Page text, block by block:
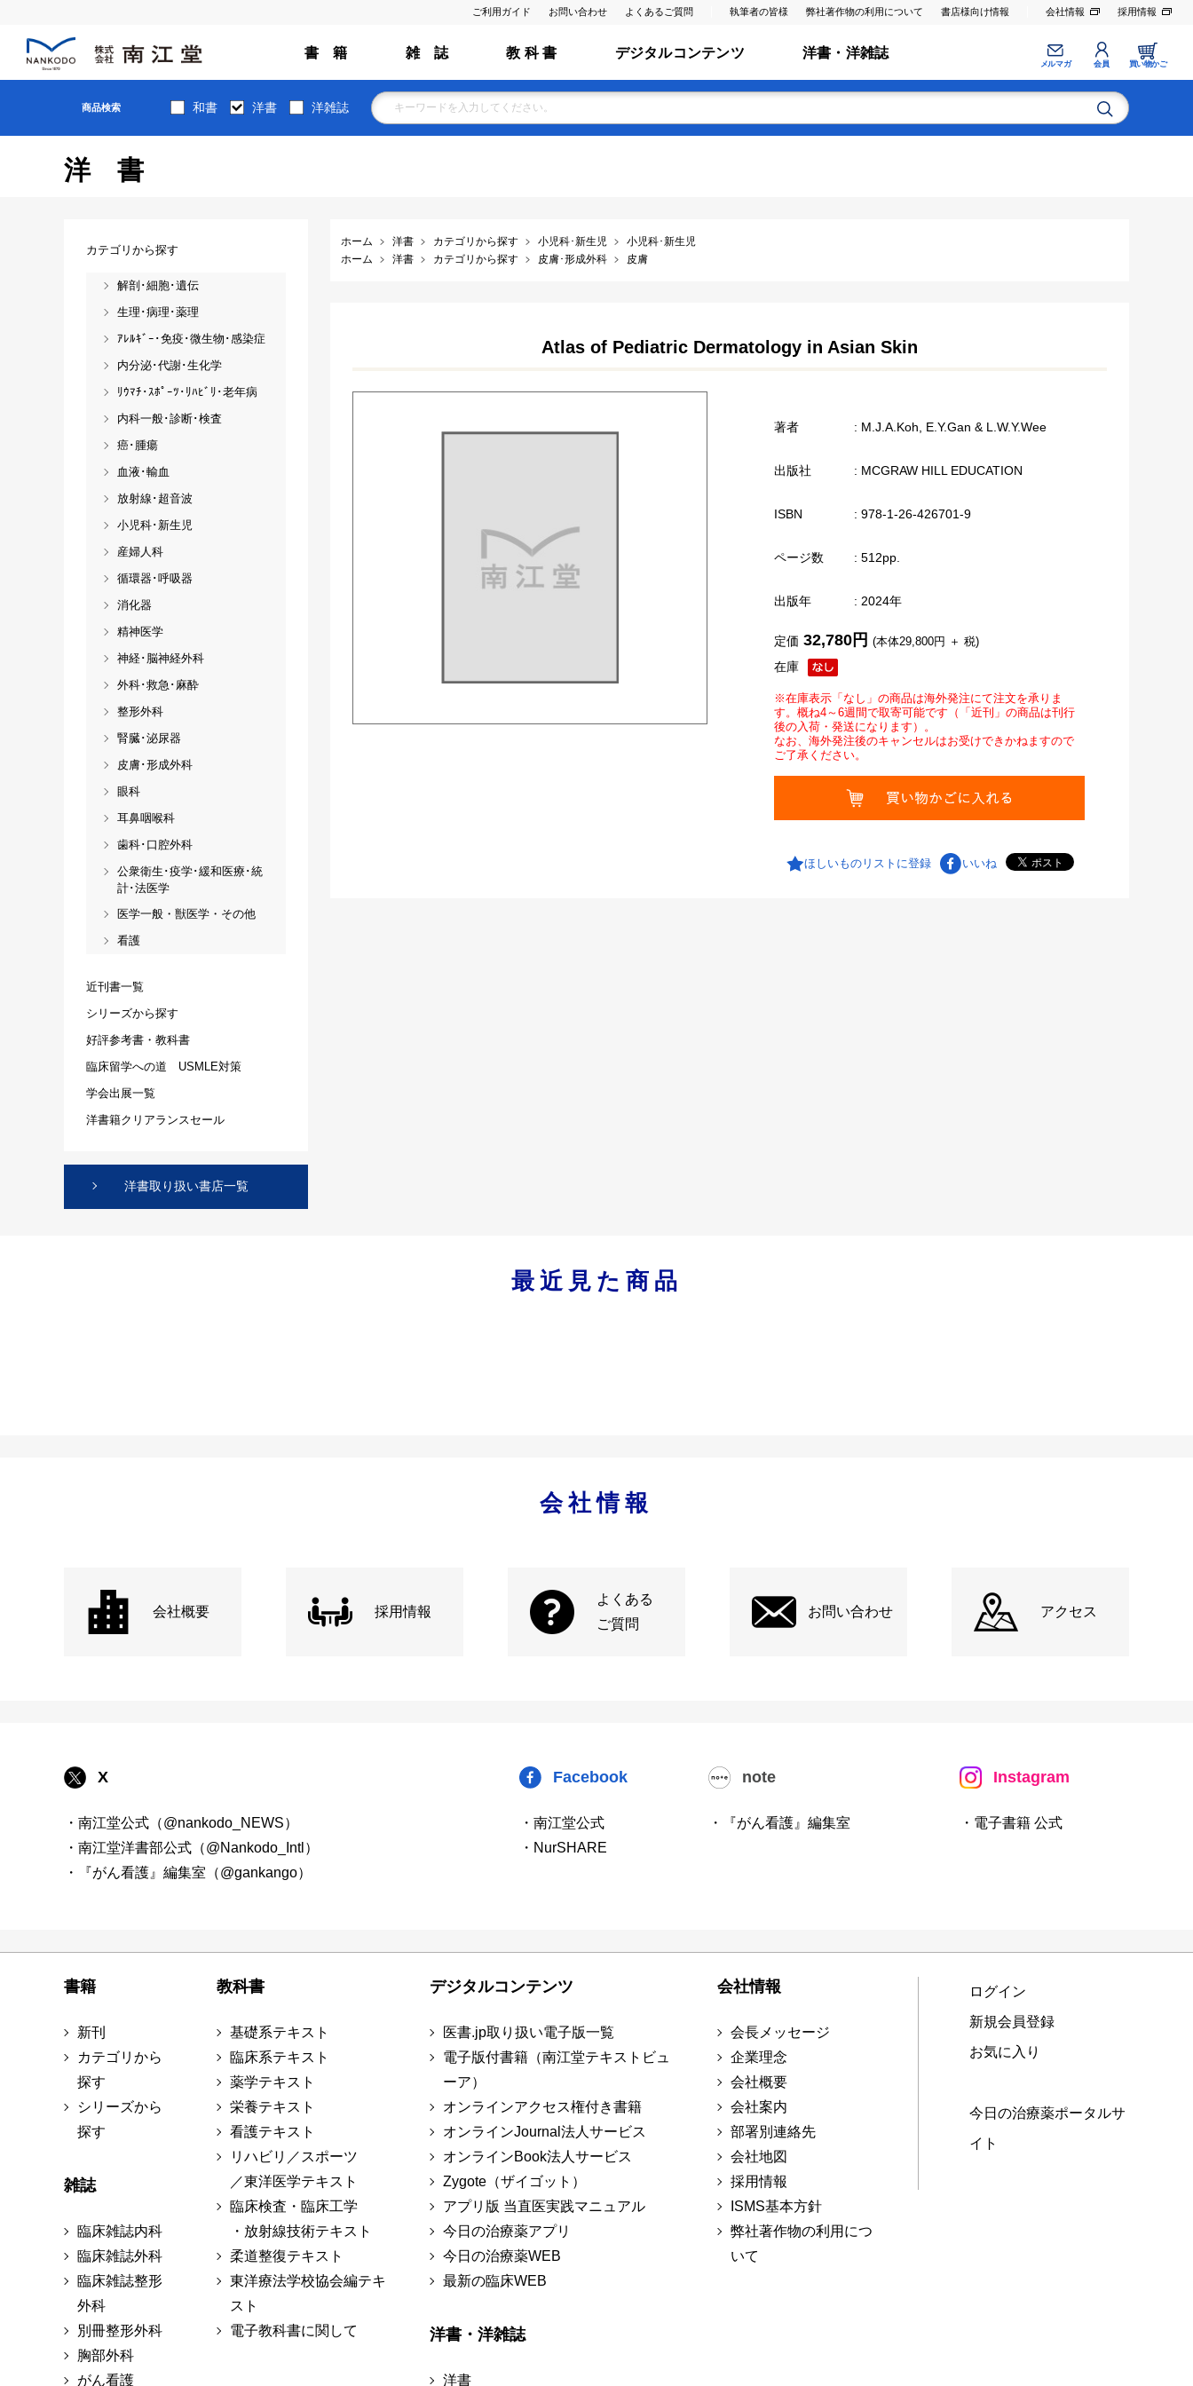
ご利用ガイド お問い合わせ よくあるご質問 執筆者の皆様 弊社著作物の利用について 書店様向け情報 会社情報 採用情報
書 籍 雑 誌 教 科 書 デジタルコンテンツ 洋書・洋雑誌
メルマガ 会員 買い物かご
商品検索 和書 洋書 洋雑誌
洋書
ホーム 洋書 カテゴリから探す 小児科･新生児
小児科･新生児
ホーム
洋書 カテゴリから探す 皮膚･形成外科 皮膚
Atlas of Pediatric Dermatology in Asian Skin
著者 : M.J.A.Koh, E.Y.Gan & L.W.Y.Wee
出版社 : MCGRAW HILL EDUCATION
ISBN : 978-1-26-426701-9
ページ数 : 512pp.
出版年 : 2024年
在庫
定価 32,780円 (本体29,800円 ＋ 税)
※在庫表示「なし」の商品は海外発注にて注文を承りま
す。概ね4～6週間で取寄可能です（「近刊」の商品は刊行
後の入荷・発送になります）。
なお、海外発注後のキャンセルはお受けできかねますので
ご了承ください。
ほしいものリストに登録 いいね
カテゴリから探す
解剖･細胞･遺伝
生理･病理･薬理
ｱﾚﾙｷﾞｰ･免疫･微生物･感染症
内分泌･代謝･生化学
ﾘｳﾏﾁ･ｽﾎﾟｰﾂ･ﾘﾊﾋﾞﾘ･老年病
内科一般･診断･検査
癌･腫瘍
血液･輸血
放射線･超音波
小児科･新生児
産婦人科
循環器･呼吸器
消化器
精神医学
神経･脳神経外科
外科･救急･麻酔
整形外科
腎臓･泌尿器
皮膚･形成外科
眼科
耳鼻咽喉科
歯科･口腔外科
公衆衛生･疫学･緩和医療･統
計･法医学
医学一般・獣医学・その他
看護
近刊書一覧
シリーズから探す
好評参考書・教科書
臨床留学への道 USMLE対策
学会出展一覧
洋書籍クリアランスセール
洋書取り扱い書店一覧
最近見た商品
会社情報
会社概要 採用情報
よくある
ご質問
お問い合わせ アクセス
X
・南江堂公式（@nankodo_NEWS）
・南江堂洋書部公式（@Nankodo_Intl）
・『がん看護』編集室（@gankango）
Facebook
・南江堂公式
・NurSHARE
note
・『がん看護』編集室
Instagram
・電子書籍 公式
書籍
新刊
カテゴリから
探す
シリーズから
探す
雑誌
臨床雑誌内科
臨床雑誌外科
臨床雑誌整形
外科
別冊整形外科
胸部外科
がん看護
教科書
基礎系テキスト
臨床系テキスト
薬学テキスト
栄養テキスト
看護テキスト
リハビリ／スポーツ
／東洋医学テキスト
臨床検査・臨床工学
・放射線技術テキスト
柔道整復テキスト
東洋療法学校協会編テキ
スト
電子教科書に関して
デジタルコンテンツ
医書.jp取り扱い電子版一覧
電子版付書籍（南江堂テキストビュ
ーア）
オンラインアクセス権付き書籍
オンラインJournal法人サービス
オンラインBook法人サービス
Zygote（ザイゴット）
アプリ版 当直医実践マニュアル
今日の治療薬アプリ
今日の治療薬WEB
最新の臨床WEB
洋書・洋雑誌
洋書
会社情報
会長メッセージ
企業理念
会社概要
会社案内
部署別連絡先
会社地図
採用情報
ISMS基本方針
弊社著作物の利用につ
いて
ログイン
新規会員登録
お気に入り
今日の治療薬ポータルサ
イト